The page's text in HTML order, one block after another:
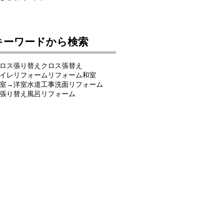
ーワードから検索
ス張り替え クロス張替え
イレリフォーム リフォーム和室
→洋室水道工事洗面リフォーム
り替え 風呂リフォーム